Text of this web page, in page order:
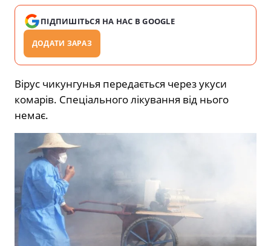
ПІДПИШІТЬСЯ НА НАС В GOOGLE
ДОДАТИ ЗАРАЗ
Вірус чикунгунья передається через укуси
комарів. Спеціального лікування від нього
немає.